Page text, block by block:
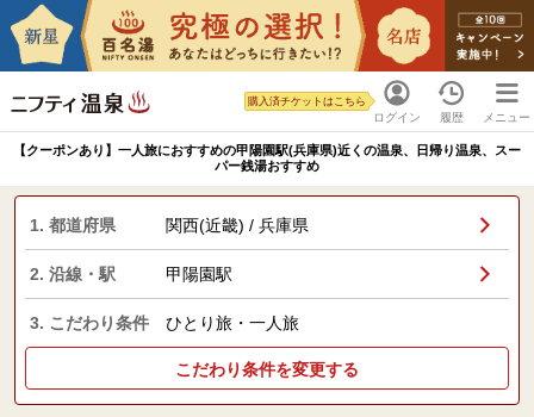
ログイン
購入済チケットはこちら
履歴 メニュー
【クーポンあり】一人旅におすすめの甲陽園駅(兵庫県)近くの温泉、日帰り温泉、スー
パー銭湯おすすめ
1. 都道府県 関西(近畿) / 兵庫県
2. 沿線・駅 甲陽園駅
3. こだわり条件 ひとり旅・一人旅
こだわり条件を変更する